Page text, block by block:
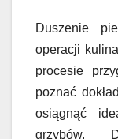
Duszenie
operacji
procesie
poznać
osiągnąć
grzybów.